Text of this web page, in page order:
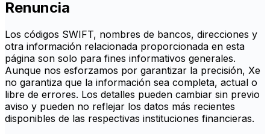
Renuncia
Los códigos SWIFT, nombres de bancos, direcciones y
otra información relacionada proporcionada en esta
página son solo para fines informativos generales.
Aunque nos esforzamos por garantizar la precisión, Xe
no garantiza que la información sea completa, actual o
libre de errores. Los detalles pueden cambiar sin previo
aviso y pueden no reflejar los datos más recientes
disponibles de las respectivas instituciones financieras.